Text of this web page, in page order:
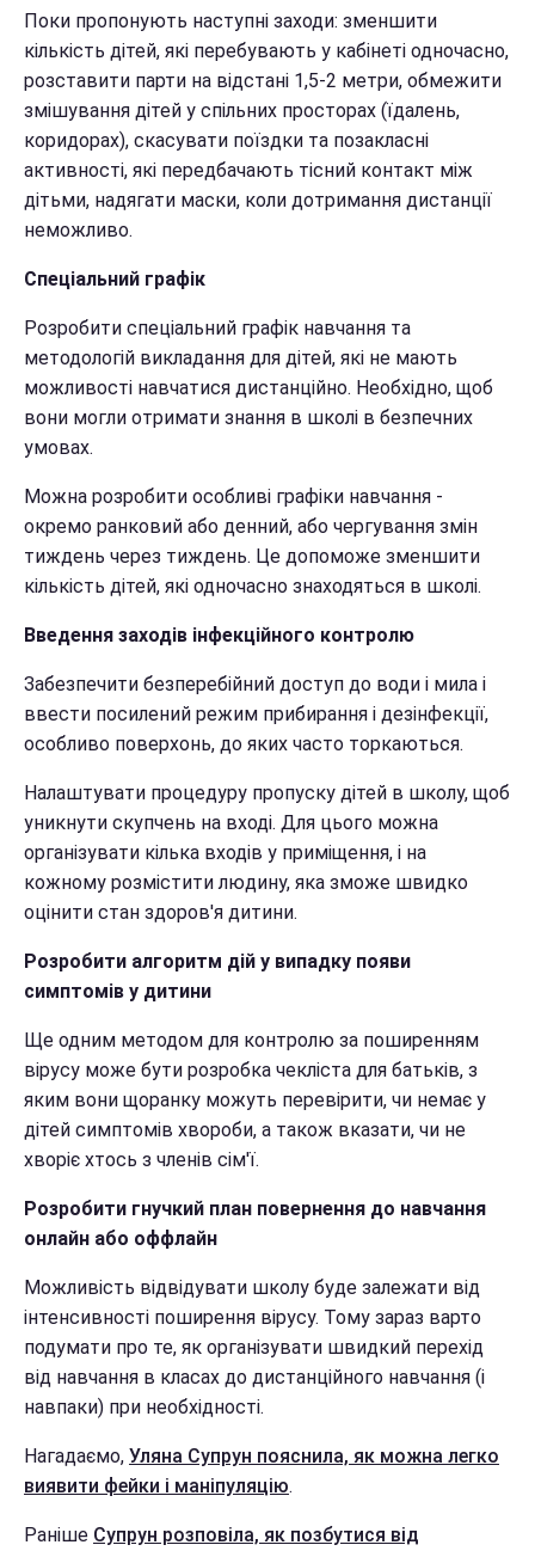
Поки пропонують наступні заходи: зменшити
кількість дітей, які перебувають у кабінеті одночасно,
розставити парти на відстані 1,5-2 метри, обмежити
змішування дітей у спільних просторах (їдалень,
коридорах), скасувати поїздки та позакласні
активності, які передбачають тісний контакт між
дітьми, надягати маски, коли дотримання дистанції
неможливо.
Спеціальний графік
Розробити спеціальний графік навчання та
методологій викладання для дітей, які не мають
можливості навчатися дистанційно. Необхідно, щоб
вони могли отримати знання в школі в безпечних
умовах.
Можна розробити особливі графіки навчання -
окремо ранковий або денний, або чергування змін
тиждень через тиждень. Це допоможе зменшити
кількість дітей, які одночасно знаходяться в школі.
Введення заходів інфекційного контролю
Забезпечити безперебійний доступ до води і мила і
ввести посилений режим прибирання і дезінфекції,
особливо поверхонь, до яких часто торкаються.
Налаштувати процедуру пропуску дітей в школу, щоб
уникнути скупчень на вході. Для цього можна
організувати кілька входів у приміщення, і на
кожному розмістити людину, яка зможе швидко
оцінити стан здоров'я дитини.
Розробити алгоритм дій у випадку появи
симптомів у дитини
Ще одним методом для контролю за поширенням
вірусу може бути розробка чекліста для батьків, з
яким вони щоранку можуть перевірити, чи немає у
дітей симптомів хвороби, а також вказати, чи не
хворіє хтось з членів сім'ї.
Розробити гнучкий план повернення до навчання
онлайн або оффлайн
Можливість відвідувати школу буде залежати від
інтенсивності поширення вірусу. Тому зараз варто
подумати про те, як організувати швидкий перехід
від навчання в класах до дистанційного навчання (і
навпаки) при необхідності.
Нагадаємо, Уляна Супрун пояснила, як можна легко
виявити фейки і маніпуляцію.
Раніше Супрун розповіла, як позбутися від